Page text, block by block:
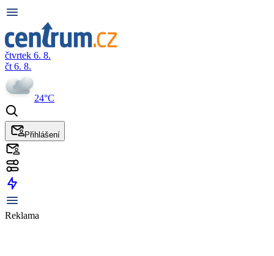
čtvrtek 6. 8.
čt 6. 8.
24°C
Přihlášení
Reklama